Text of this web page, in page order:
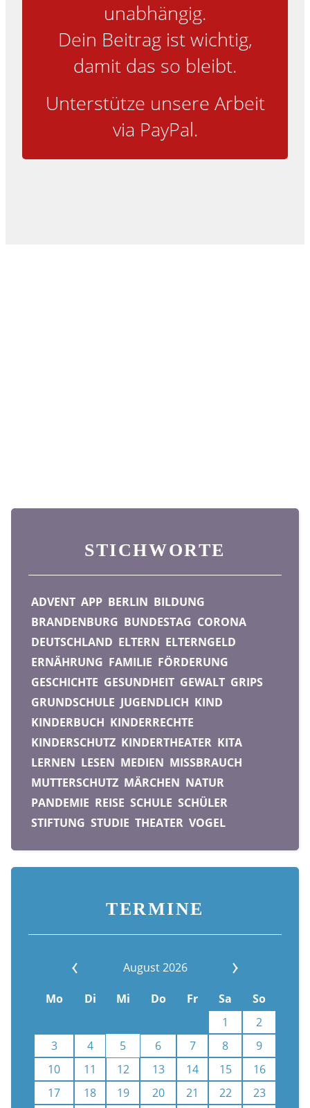
unabhängig.
Dein Beitrag ist wichtig,
damit das so bleibt.
Unterstütze unsere Arbeit
via PayPal.
STICHWORTE
ADVENT APP BERLIN BILDUNG
BRANDENBURG BUNDESTAG CORONA
DEUTSCHLAND ELTERN ELTERNGELD
ERNÄHRUNG FAMILIE FÖRDERUNG
GESCHICHTE GESUNDHEIT GEWALT GRIPS
GRUNDSCHULE JUGENDLICH KIND
KINDERBUCH KINDERRECHTE
KINDERSCHUTZ KINDERTHEATER KITA
LERNEN LESEN MEDIEN MISSBRAUCH
MUTTERSCHUTZ MÄRCHEN NATUR
PANDEMIE REISE SCHULE SCHÜLER
STIFTUNG STUDIE THEATER VOGEL
TERMINE
August 2026
Mo Di Mi Do Fr Sa
So
1
2
3
4 5 6 7 8
9
10
11 12 13 14 15
16
17
18 19 20 21 22
23